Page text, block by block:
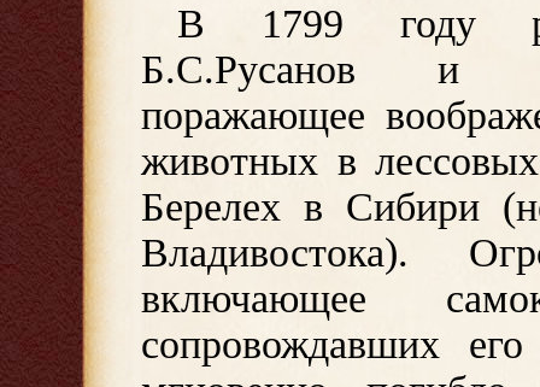
В 1799 году
Б.С.Русанов и
поражающее
животных в
Берелех в Сибири
Владивостока).
включающее
сопровождавших